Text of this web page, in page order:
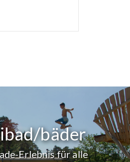
bäder
Erlebnis für alle